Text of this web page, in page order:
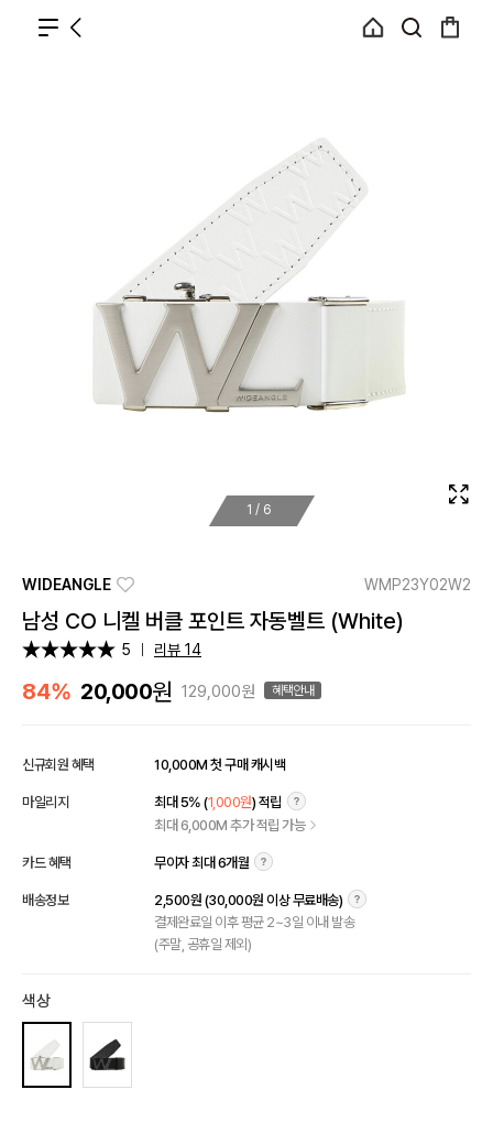
1 / 6
WIDEANGLE WMP23Y02W2
남성 CO 니켈 버클 포인트 자동벨트 (White)
5 리뷰 14
84% 20,000원 129,000원 혜택안내
신규회원 혜택 10,000M 첫 구매 캐시백
마일리지 최대 5% (1,000원) 적립
최대 6,000M 추가 적립 가능
카드 혜택 무이자 최대 6개월
배송정보
2,500원 (30,000원 이상 무료배송)
결제완료일 이후 평균 2~3일 이내 발송
(주말, 공휴일 제외)
색상